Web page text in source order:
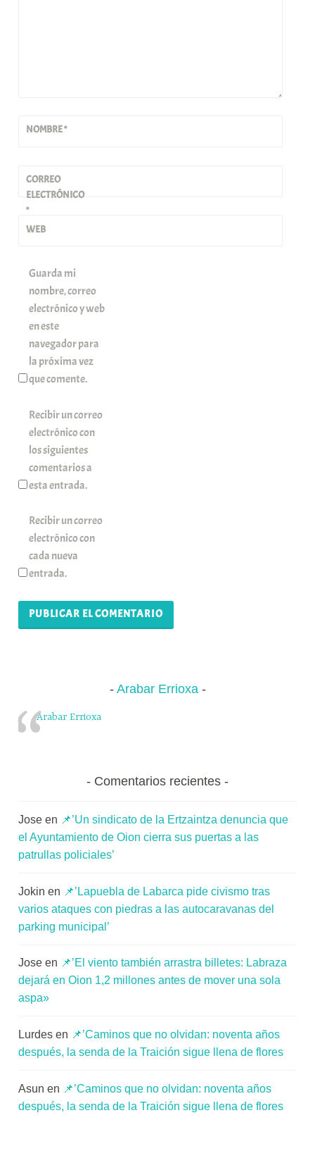
NOMBRE*
CORREO
ELECTRÓNICO
*
WEB
Guarda mi
nombre, correo
electrónico y web
en este
navegador para
la próxima vez
que comente.
Recibir un correo
electrónico con
los siguientes
comentarios a
esta entrada.
Recibir un correo
electrónico con
cada nueva
entrada.
Arabar Errioxa
Arabar Errioxa
Comentarios recientes
Jose en 📌’Un sindicato de la Ertzaintza denuncia que
el Ayuntamiento de Oion cierra sus puertas a las
patrullas policiales’
Jokin en 📌’Lapuebla de Labarca pide civismo tras
varios ataques con piedras a las autocaravanas del
parking municipal’
Jose en 📌’El viento también arrastra billetes: Labraza
dejará en Oion 1,2 millones antes de mover una sola
aspa»
Lurdes en 📌’Caminos que no olvidan: noventa años
después, la senda de la Traición sigue llena de flores
Asun en 📌’Caminos que no olvidan: noventa años
después, la senda de la Traición sigue llena de flores